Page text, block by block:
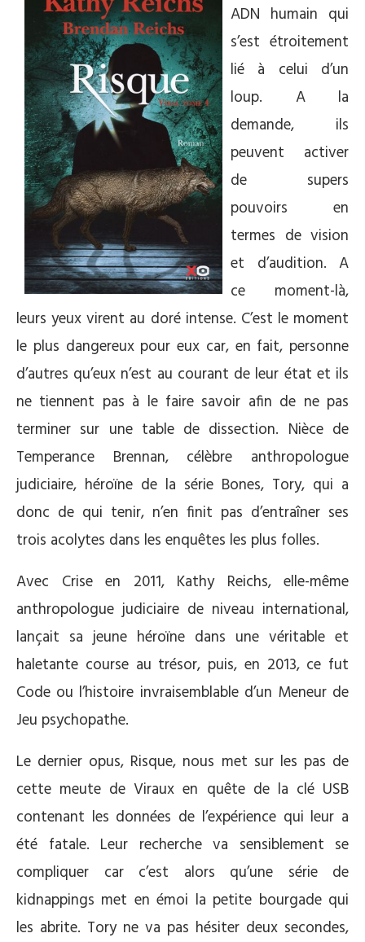
ADN humain qui
s’est étroitement
lié à celui d’un
loup. A la
demande, ils
peuvent activer
de supers
pouvoirs en
termes de vision
et d’audition. A
ce moment-là,
leurs yeux virent au doré intense. C’est le moment
le plus dangereux pour eux car, en fait, personne
d’autres qu’eux n’est au courant de leur état et ils
ne tiennent pas à le faire savoir afin de ne pas
terminer sur une table de dissection. Nièce de
Temperance Brennan, célèbre anthropologue
judiciaire, héroïne de la série Bones, Tory, qui a
donc de qui tenir, n’en finit pas d’entraîner ses
trois acolytes dans les enquêtes les plus folles.
Avec Crise en 2011, Kathy Reichs, elle-même
anthropologue judiciaire de niveau international,
lançait sa jeune héroïne dans une véritable et
haletante course au trésor, puis, en 2013, ce fut
Code ou l’histoire invraisemblable d’un Meneur de
Jeu psychopathe.
Le dernier opus, Risque, nous met sur les pas de
cette meute de Viraux en quête de la clé USB
contenant les données de l’expérience qui leur a
été fatale. Leur recherche va sensiblement se
compliquer car c’est alors qu’une série de
kidnappings met en émoi la petite bourgade qui
les abrite. Tory ne va pas hésiter deux secondes,